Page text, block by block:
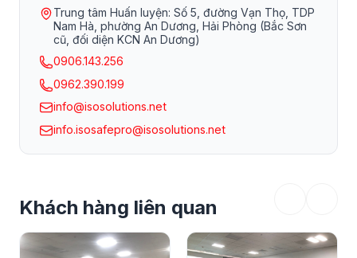
Trung tâm Huấn luyện: Số 5, đường Vạn Thọ, TDP
Nam Hà, phường An Dương, Hải Phòng (Bắc Sơn
cũ, đối diện KCN An Dương)
0906.143.256
0962.390.199
info@isosolutions.net
info.isosafepro@isosolutions.net
Khách hàng liên quan